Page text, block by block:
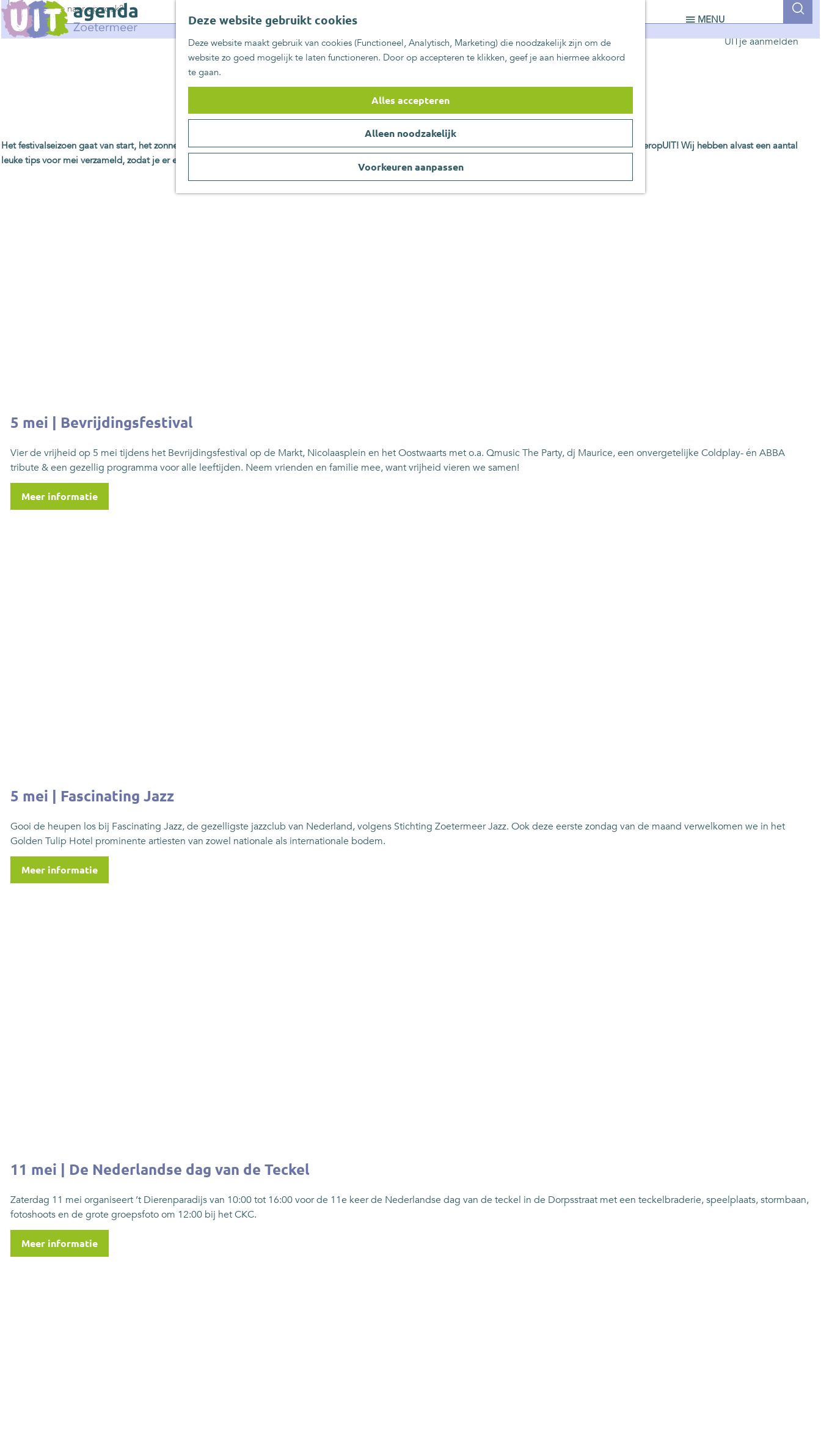
Deze website gebruikt cookies
Deze website maakt gebruik van cookies (Functioneel, Analytisch, Marketing) die noodzakelijk zijn om de
website zo goed mogelijk te laten functioneren. Door op accepteren te klikken, geef je aan hiermee akkoord
te gaan.
Alles accepteren
Alleen noodzakelijk
Voorkeuren aanpassen
G
a
n
o
m
MENU
Zoetermeer is de plek
UITje aanmelden
Z
e
EropUIT in mei: deze uitjes wil je niet missen!
3 mei 2024|||
Het festivalseizoen gaat van start, het zonnetje laat zich vaker zien en de UITagenda Zoetermeer staat vol met leuke activiteiten en evenementen. Dat betekent: eropUIT! Wij hebben alvast een aantal
leuke tips voor mei verzameld, zodat je er een onvergetelijke maand van kan maken.
5 mei | Bevrijdingsfestival
Vier de vrijheid op 5 mei tijdens het Bevrijdingsfestival op de Markt, Nicolaasplein en het Oostwaarts met o.a. Qmusic The Party, dj Maurice, een onvergetelijke Coldplay- én ABBA
tribute & een gezellig programma voor alle leeftijden. Neem vrienden en familie mee, want vrijheid vieren we samen!
Meer informatie
5 mei | Fascinating Jazz
Gooi de heupen los bij Fascinating Jazz, de gezelligste jazzclub van Nederland, volgens Stichting Zoetermeer Jazz. Ook deze eerste zondag van de maand verwelkomen we in het
Golden Tulip Hotel prominente artiesten van zowel nationale als internationale bodem.
Meer informatie
11 mei | De Nederlandse dag van de Teckel
Zaterdag 11 mei organiseert ’t Dierenparadijs van 10:00 tot 16:00 voor de 11e keer de Nederlandse dag van de teckel in de Dorpsstraat met een teckelbraderie, speelplaats, stormbaan,
fotoshoots en de grote groepsfoto om 12:00 bij het CKC.
Meer informatie